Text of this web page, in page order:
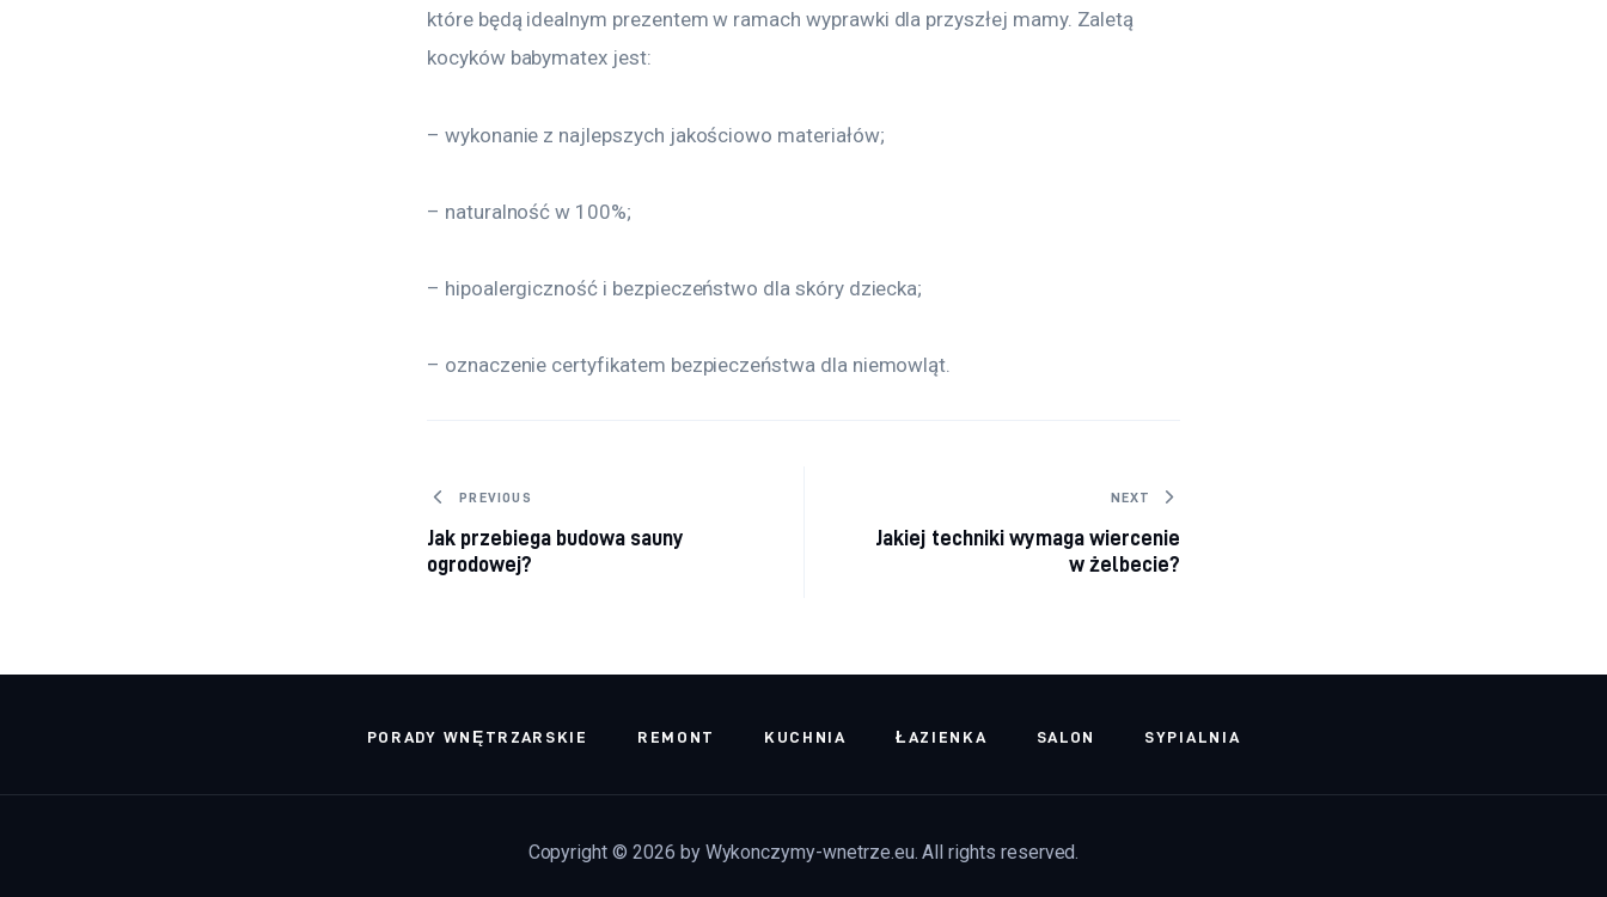
które będą idealnym prezentem w ramach wyprawki dla przyszłej mamy. Zaletą
kocyków babymatex jest:
– wykonanie z najlepszych jakościowo materiałów;
– naturalność w 100%;
– hipoalergiczność i bezpieczeństwo dla skóry dziecka;
– oznaczenie certyfikatem bezpieczeństwa dla niemowląt.
Nawigacja wpisu
PREVIOUS
Jak przebiega budowa sauny
ogrodowej?
NEXT
Jakiej techniki wymaga wiercenie
w żelbecie?
PORADY WNĘTRZARSKIE REMONT KUCHNIA ŁAZIENKA SALON SYPIALNIA
Copyright © 2026 by Wykonczymy-wnetrze.eu. All rights reserved.